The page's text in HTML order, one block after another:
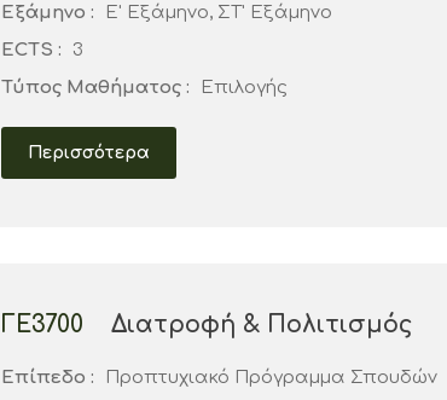
Εξάμηνο :
Ε' Εξάμηνο, ΣΤ' Εξάμηνο
ECTS :
3
Τύπος Μαθήματος :
Επιλογής
Περισσότερα
ΓΕ3700 Διατροφή & Πολιτισμός
Επίπεδο : Προπτυχιακό Πρόγραμμα Σπουδών